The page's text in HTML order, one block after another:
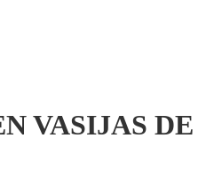
VASIJAS DE